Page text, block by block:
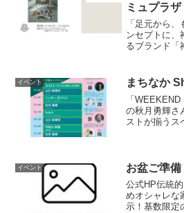
ミュプラ
「足元から
ンセプトに、
るブランド「
します。POP
計測し、専門
イベント まちなか
「
の秋月勇輝さ
ストが揃うス
イベント お盆ご準備
公式HP伝統
めオシャレな
示！基数限定